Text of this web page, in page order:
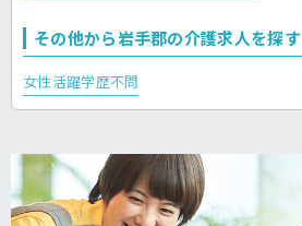
その他から岩手郡の介護求人を探す
女性活躍学歴不問